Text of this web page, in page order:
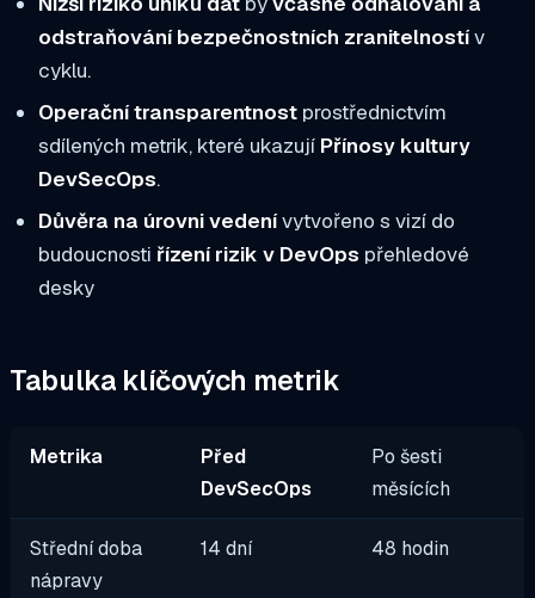
odstraňování bezpečnostních zranitelnostív
cyklu.
Operační transparentnostprostřednictvím
sdílených metrik, které ukazují Přínosy kultury
DevSecOps.
Důvěra na úrovni vedenívytvořeno s vizí do
budoucnosti řízení rizik v DevOps přehledové
desky
Tabulka klíčových metrik
Metrika
Před
DevSecOps
Po šesti
měsících
Střední doba
nápravy
14 dní 48 hodin